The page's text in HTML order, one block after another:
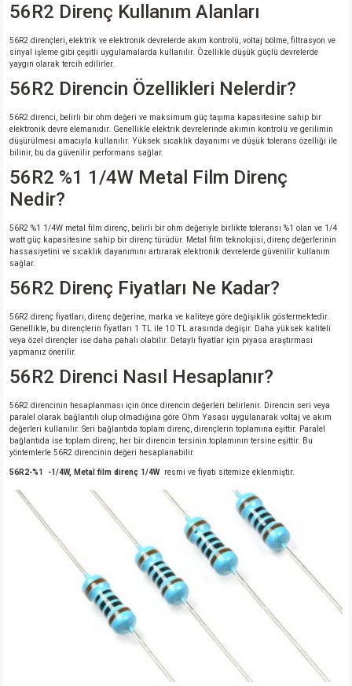
56R2 Direnç Kullanım Alanları
56R2 dirençleri, elektrik ve elektronik devrelerde akım kontrolü, voltaj bölme, filtrasyon ve
sinyal işleme gibi çeşitli uygulamalarda kullanılır. Özellikle düşük güçlü devrelerde
yaygın olarak tercih edilirler.
56R2 Direncin Özellikleri Nelerdir?
56R2 direnci, belirli bir ohm değeri ve maksimum güç taşıma kapasitesine sahip bir
elektronik devre elemanıdır. Genellikle elektrik devrelerinde akımın kontrolü ve gerilimin
düşürülmesi amacıyla kullanılır. Yüksek sıcaklık dayanımı ve düşük tolerans özelliği ile
bilinir, bu da güvenilir performans sağlar.
56R2 %1 1/4W Metal Film Direnç
Nedir?
56R2 %1 1/4W metal film direnç, belirli bir ohm değeriyle birlikte toleransı %1 olan ve 1/4
watt güç kapasitesine sahip bir direnç türüdür. Metal film teknolojisi, direnç değerlerinin
hassasiyetini ve sıcaklık dayanımını artırarak elektronik devrelerde güvenilir kullanım
sağlar.
56R2 Direnç Fiyatları Ne Kadar?
56R2 direnç fiyatları, direnç değerine, marka ve kaliteye göre değişiklik göstermektedir.
Genellikle, bu dirençlerin fiyatları 1 TL ile 10 TL arasında değişir. Daha yüksek kaliteli
veya özel dirençler ise daha pahalı olabilir. Detaylı fiyatlar için piyasa araştırması
yapmanız önerilir.
56R2 Direnci Nasıl Hesaplanır?
56R2 direncinin hesaplanması için önce direncin değerleri belirlenir. Direncin seri veya
paralel olarak bağlantılı olup olmadığına göre Ohm Yasası uygulanarak voltaj ve akım
değerleri kullanılır. Seri bağlantıda toplam direnç, dirençlerin toplamına eşittir. Paralel
bağlantıda ise toplam direnç, her bir direncin tersinin toplamının tersine eşittir. Bu
yöntemlerle 56R2 direncinin değeri hesaplanabilir.
56R2-%1 -1/4W, Metal film direnç 1/4Wresmi ve fiyatı sitemize eklenmiştir.